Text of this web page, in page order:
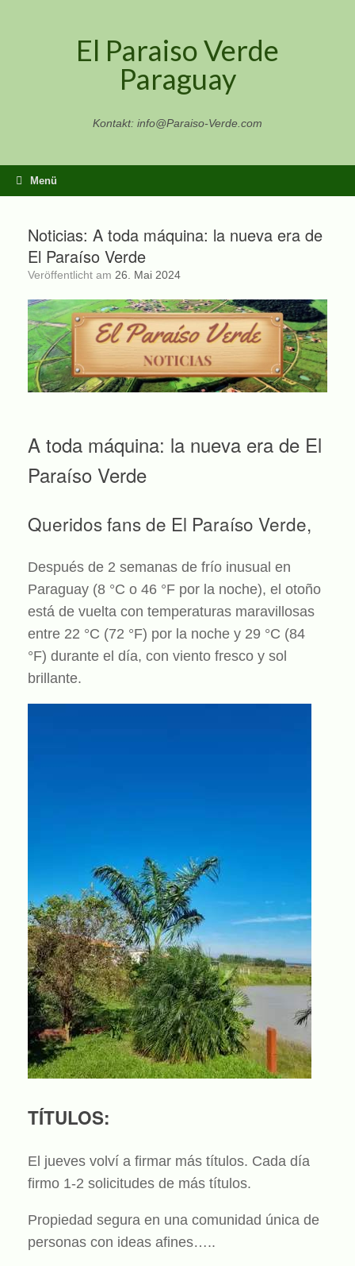
El Paraiso Verde
Paraguay
Kontakt: info@Paraiso-Verde.com
Menü
Noticias: A toda máquina: la nueva era de
El Paraíso Verde
Veröffentlicht am 26. Mai 2024
A toda máquina: la nueva era de El
Paraíso Verde
Queridos fans de El Paraíso Verde,
Después de 2 semanas de frío inusual en
Paraguay (8 °C o 46 °F por la noche), el otoño
está de vuelta con temperaturas maravillosas
entre 22 °C (72 °F) por la noche y 29 °C (84
°F) durante el día, con viento fresco y sol
brillante.
TÍTULOS:
El jueves volví a firmar más títulos. Cada día
firmo 1-2 solicitudes de más títulos.
Propiedad segura en una comunidad única de
personas con ideas afines…..